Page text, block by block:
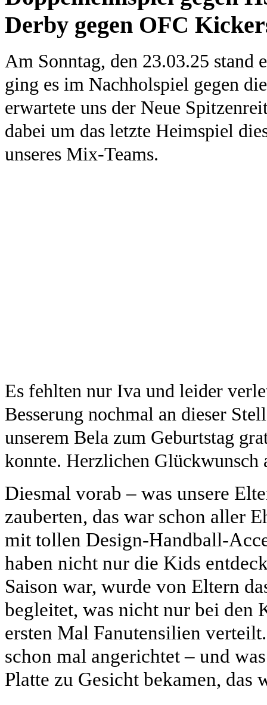
Derby gegen OFC
Am Sonntag, den 23.03.25 stand
ging es im Nachholspiel gegen
erwartete uns der Neue
dabei um das letzte Heimspiel
unseres Mix-Teams.
Es fehlten nur Iva und leider
Besserung nochmal an dieser
unserem Bela zum Geburtstag
konnte. Herzlichen Glückwunsch
Diesmal vorab – was unsere
zauberten, das war schon aller
mit tollen Design-Handball-
haben nicht nur die Kids
Saison war, wurde von Eltern
begleitet, was nicht nur bei den
ersten Mal Fanutensilien
schon mal angerichtet – und
Platte zu Gesicht bekamen, das